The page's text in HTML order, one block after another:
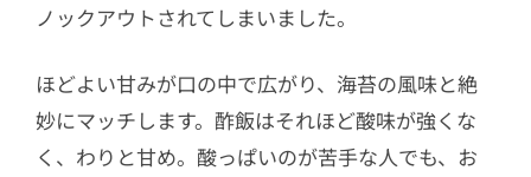
ノックアウトされてしまいました。
ほどよい甘みが口の中で広がり、海苔の風味と絶
妙にマッチします。酢飯はそれほど酸味が強くな
く、わりと甘め。酸っぱいのが苦手な人でも、お